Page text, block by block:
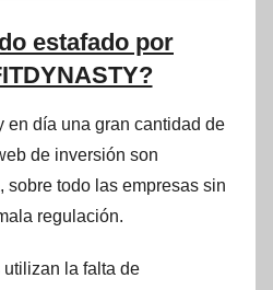
estafado por
en día una gran cantidad de
de inversión son
, sobre todo las empresas sin
regulación.
utilizan la falta de